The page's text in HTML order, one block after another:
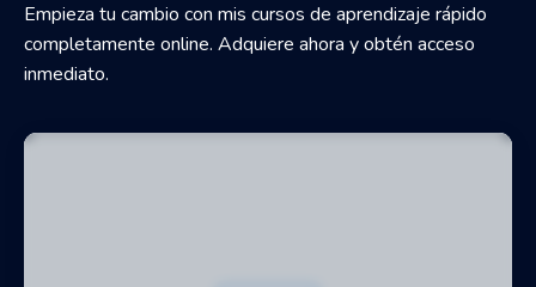
Empieza tu cambio con mis cursos de aprendizaje rápido
completamente online. Adquiere ahora y obtén acceso
inmediato.